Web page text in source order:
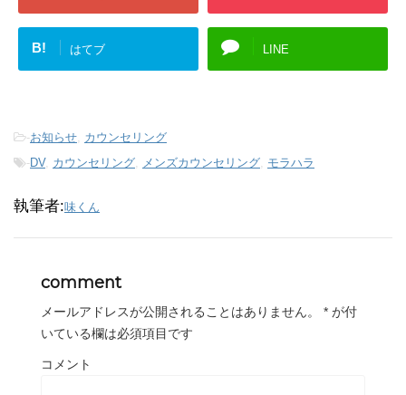
B! はてブ LINE
-お知らせ, カウンセリング
-DV, カウンセリング, メンズカウンセリング, モラハラ
執筆者:味くん
comment
メールアドレスが公開されることはありません。 * が付
いている欄は必須項目です
コメント